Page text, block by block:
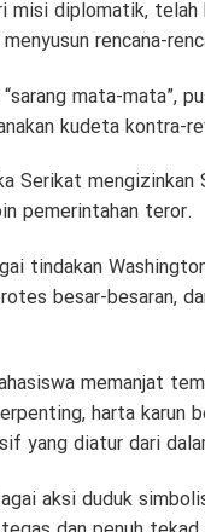
misi diplomatik,
rencana-
mata-mata”,
kudeta kontra-
mengizinkan
pemerintahan teror.
tindakan
besar-besaran,
memanjat
harta karun
yang diatur dari
aksi duduk